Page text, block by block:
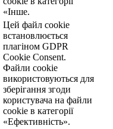
«Інше.
Цей файл cookie
встановлюється
плагіном GDPR
Cookie Consent.
Файли cookie
використовуються для
зберігання згоди
користувача на файли
cookie в категорії
«Ефективність».